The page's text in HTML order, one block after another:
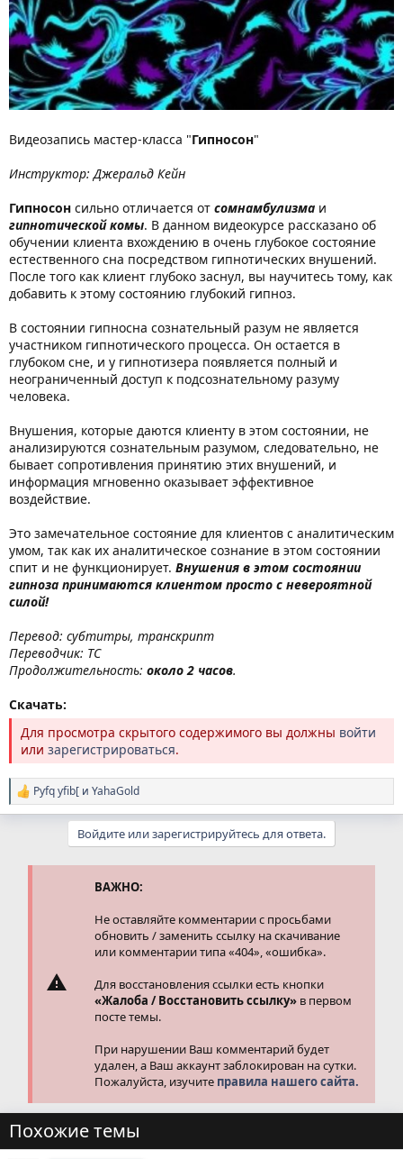
Видеозапись мастер-класса "Гипносон"
Инструктор: Джеральд Кейн
Гипносон сильно отличается от сомнамбулизма и
гипнотической комы. В данном видеокурсе рассказано об
обучении клиента вхождению в очень глубокое состояние
естественного сна посредством гипнотических внушений.
После того как клиент глубоко заснул, вы научитесь тому, как
добавить к этому состоянию глубокий гипноз.
В состоянии гипносна сознательный разум не является
участником гипнотического процесса. Он остается в
глубоком сне, и у гипнотизера появляется полный и
неограниченный доступ к подсознательному разуму
человека.
Внушения, которые даются клиенту в этом состоянии, не
анализируются сознательным разумом, следовательно, не
бывает сопротивления принятию этих внушений, и
информация мгновенно оказывает эффективное
воздействие.
Это замечательное состояние для клиентов с аналитическим
умом, так как их аналитическое сознание в этом состоянии
спит и не функционирует. Внушения в этом состоянии
гипноза принимаются клиентом просто с невероятной
силой!
Перевод: субтитры, транскрипт
Переводчик: ТС
Продолжительность: около 2 часов.
Скачать:
Для просмотра скрытого содержимого вы должны войти
или зарегистрироваться.
Р
е
Pyfq yfib[ и YahaGold
Войдите или зарегистрируйтесь для ответа.
ВАЖНО:
Не оставляйте комментарии с просьбами
обновить / заменить ссылку на скачивание
или комментарии типа «404», «ошибка».
Для восстановления ссылки есть кнопки
«Жалоба / Восстановить ссылку» в первом
посте темы.
При нарушении Ваш комментарий будет
удален, а Ваш аккаунт заблокирован на сутки.
Пожалуйста, изучите правила нашего сайта.
Похожие темы